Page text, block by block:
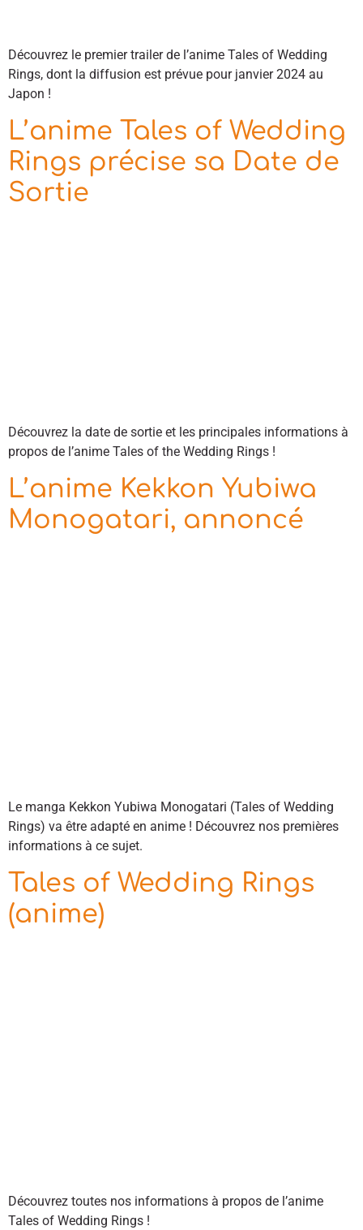
Découvrez le premier trailer de l’anime Tales of Wedding
Rings, dont la diffusion est prévue pour janvier 2024 au
Japon !
L’anime Tales of Wedding
Rings précise sa Date de
Sortie
Découvrez la date de sortie et les principales informations à
propos de l’anime Tales of the Wedding Rings !
L’anime Kekkon Yubiwa
Monogatari, annoncé
Le manga Kekkon Yubiwa Monogatari (Tales of Wedding
Rings) va être adapté en anime ! Découvrez nos premières
informations à ce sujet.
Tales of Wedding Rings
(anime)
Découvrez toutes nos informations à propos de l’anime
Tales of Wedding Rings !